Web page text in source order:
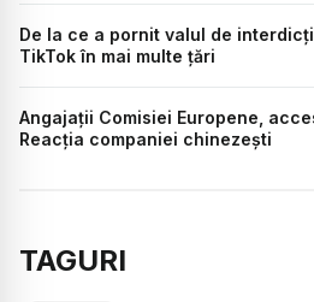
De la ce a pornit valul de
TikTok în mai multe țări
Angajații Comisiei Europene,
Reacția companiei chinezești
TAGURI